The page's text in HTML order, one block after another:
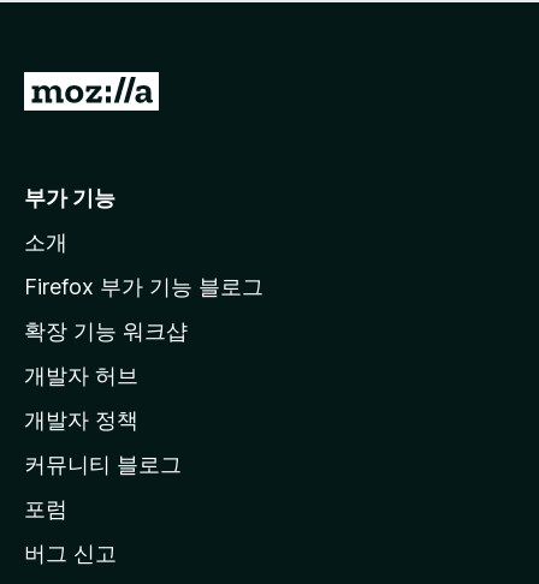
점
습
니
M
l
a
페
이
지
이
동
부가 기능
소개
Firefox 부가 기능 블로그
확장 기능 워크샵
개발자 허브
개발자 정책
커뮤니티 블로그
포럼
버그 신고